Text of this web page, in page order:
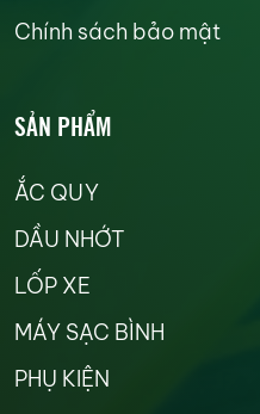
Chính sách bảo mật
SẢN PHẨM
ẮC QUY
DẦU NHỚT
LỐP XE
MÁY SẠC BÌNH
PHỤ KIỆN